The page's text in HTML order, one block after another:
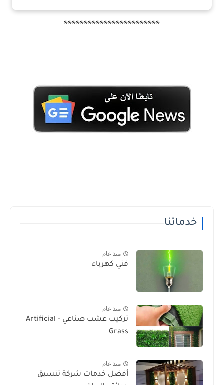
************************
خدماتنا
منذ عام
فني كهرباء
منذ عام
تركيب عشب صناعي - Artificial
Grass
منذ عام
أفضل خدمات شركة تنسيق